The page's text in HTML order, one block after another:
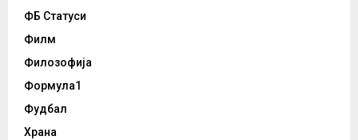
ФБ Статуси
Филм
Филозофија
Формула1
Фудбал
Храна